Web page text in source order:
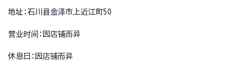
地址:石川县金泽市上近江町50
营业时间:因店铺而异
休息日:因店铺而异